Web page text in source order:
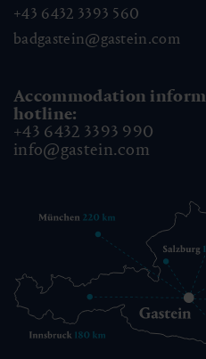
+43 6432 3393 560
badgastein@gastein.com
Accommodation
hotline:
+43 6432 3393 990
info@gastein.com